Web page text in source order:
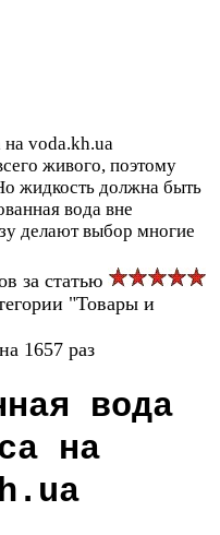
на voda.kh.ua
живого, поэтому
жидкость должна быть
вода вне
делают выбор многие
за статью
"Товары и
1657 раз
вода
на